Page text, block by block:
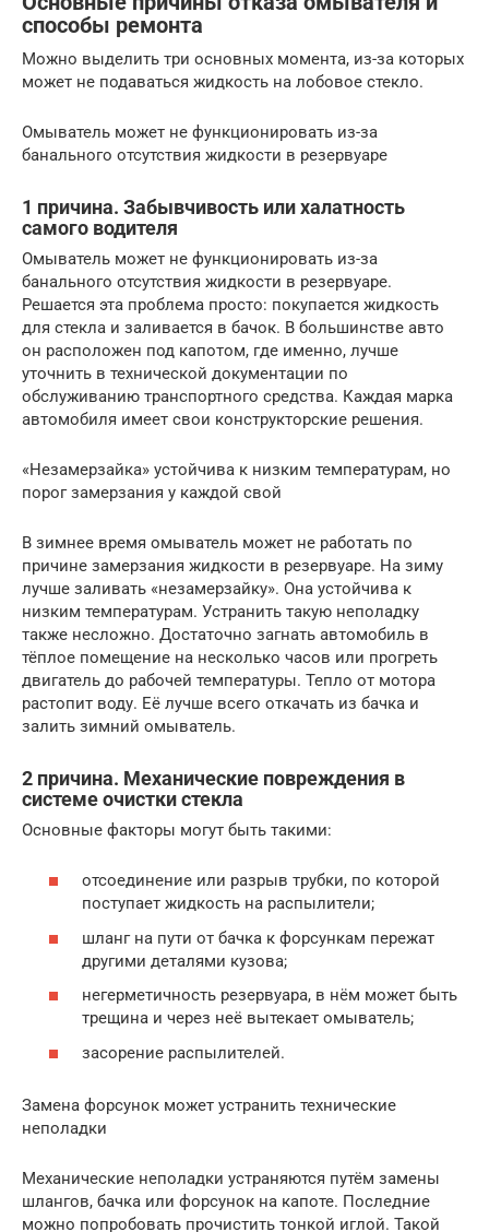
способы ремонта
Можно выделить три основных момента, из-за которых
может не подаваться жидкость на лобовое стекло.
Омыватель может не функционировать из-за
банального отсутствия жидкости в резервуаре
1 причина. Забывчивость или халатность
самого водителя
Омыватель может не функционировать из-за
банального отсутствия жидкости в резервуаре.
Решается эта проблема просто: покупается жидкость
для стекла и заливается в бачок. В большинстве авто
он расположен под капотом, где именно, лучше
уточнить в технической документации по
обслуживанию транспортного средства. Каждая марка
автомобиля имеет свои конструкторские решения.
«Незамерзайка» устойчива к низким температурам, но
порог замерзания у каждой свой
В зимнее время омыватель может не работать по
причине замерзания жидкости в резервуаре. На зиму
лучше заливать «незамерзайку». Она устойчива к
низким температурам. Устранить такую неполадку
также несложно. Достаточно загнать автомобиль в
тёплое помещение на несколько часов или прогреть
двигатель до рабочей температуры. Тепло от мотора
растопит воду. Её лучше всего откачать из бачка и
залить зимний омыватель.
2 причина. Механические повреждения в
системе очистки стекла
Основные факторы могут быть такими:
отсоединение или разрыв трубки, по которой
поступает жидкость на распылители;
шланг на пути от бачка к форсункам пережат
другими деталями кузова;
негерметичность резервуара, в нём может быть
трещина и через неё вытекает омыватель;
засорение распылителей.
Замена форсунок может устранить технические
неполадки
Механические неполадки устраняются путём замены
шлангов, бачка или форсунок на капоте. Последние
можно попробовать прочистить тонкой иглой. Такой